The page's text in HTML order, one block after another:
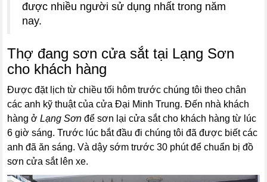
được nhiều người sử dụng nhất trong năm
nay.
Thợ đang sơn cửa sắt tại Lạng Sơn
cho khách hàng
Được đặt lịch từ chiều tối hôm trước chúng tôi theo chân
các anh kỹ thuật của cửa Đại Minh Trung. Đến nhà khách
hàng ởLạng Sơn để sơn lại cửa sắt cho khách hàng từ lúc
6 giờ sáng. Trước lúc bắt đầu đi chúng tôi đã được biết các
anh đã ăn sáng. Và dậy sớm trước 30 phút để chuẩn bị đồ
sơn cửa sắt lên xe.